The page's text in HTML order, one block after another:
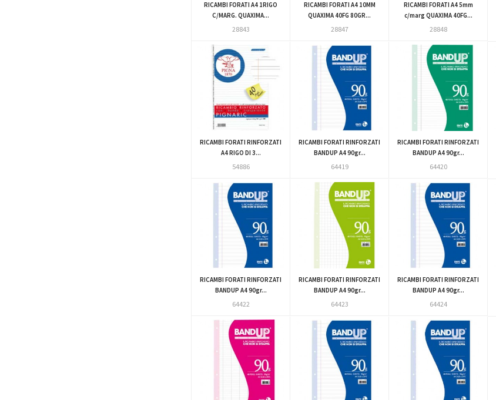
RICAMBI FORATI A4 1RIGO
C/MARG. QUAXIMA...
28843
RICAMBI FORATI A4 10MM
QUAXIMA 40FG 80GR...
28847
RICAMBI FORATI A4 5mm
c/marg QUAXIMA 40FG...
28848
RICAMBI FORATI RINFORZATI
A4 RIGO DI 3...
54886
RICAMBI FORATI RINFORZATI
BANDUP A4 90gr...
64419
RICAMBI FORATI RINFORZATI
BANDUP A4 90gr...
64420
RICAMBI FORATI RINFORZATI
BANDUP A4 90gr...
64422
RICAMBI FORATI RINFORZATI
BANDUP A4 90gr...
64423
RICAMBI FORATI RINFORZATI
BANDUP A4 90gr...
64424